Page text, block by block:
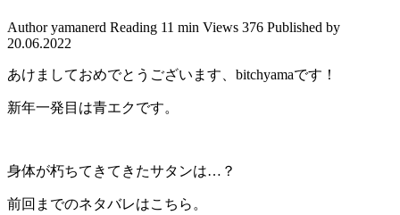
Author yamanerd Reading 11 min Views 376 Published by
20.06.2022
あけましておめでとうございます、bitchyamaです！
新年一発目は青エクです。
身体が朽ちてきてきたサタンは…？
前回までのネタバレはこちら。